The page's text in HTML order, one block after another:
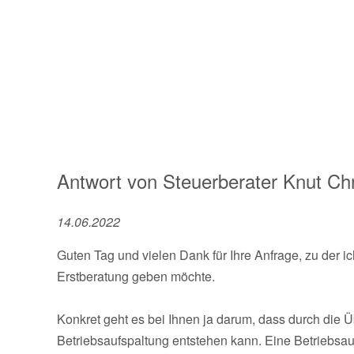
Antwort von Steuerberater Knut
14.06.2022
Guten Tag und vielen Dank für Ihre Anfrage, zu der
Erstberatung geben möchte.
Konkret geht es bei Ihnen ja darum, dass durch die
Betriebsaufspaltung entstehen kann. Eine